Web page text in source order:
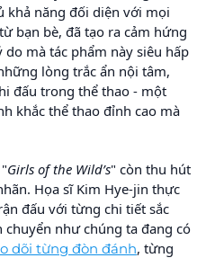
năng đối diện với mọi
bạn bè, đã tạo ra cảm hứng
mà tác phẩm này siêu hấp
lòng trắc ẩn nội tâm,
đấu trong thể thao - một
khắc thể thao đỉnh cao mà
Girls of the Wild’s" còn thu hút
Họa sĩ Kim Hye-jin thực
đấu với từng chi tiết sắc
như chúng ta đang có
dõi từng đòn đánh, từng